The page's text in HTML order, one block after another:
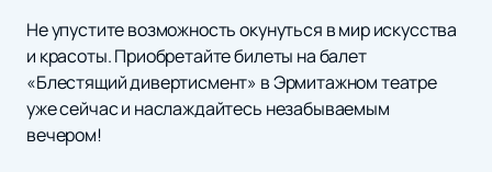
Не упустите возможность окунуться в мир искусства
и красоты. Приобретайте билеты на балет
«Блестящий дивертисмент» в Эрмитажном театре
уже сейчас и наслаждайтесь незабываемым
вечером!